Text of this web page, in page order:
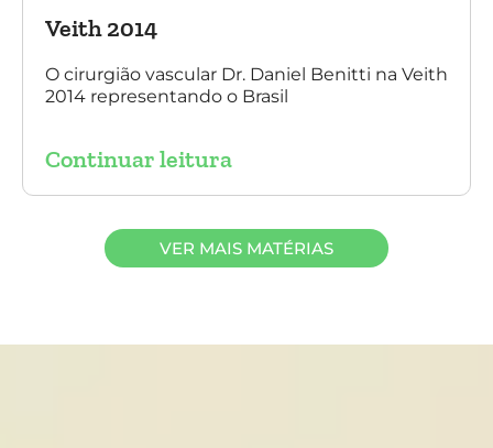
Veith 2014
O cirurgião vascular Dr. Daniel Benitti na Veith
2014 representando o Brasil
Continuar leitura
VER MAIS MATÉRIAS